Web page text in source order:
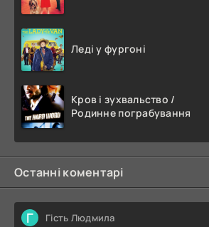
Леді у фургоні
Кров і зухвальство /
Родинне пограбування
Останні коментарі
Г Гість Людмила